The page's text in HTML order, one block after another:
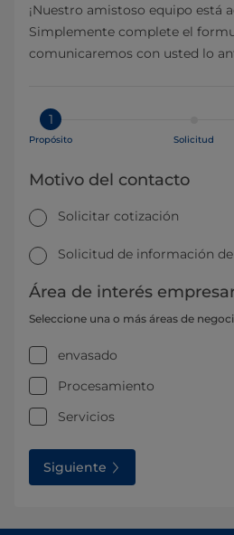
¡Nuestro amistoso equipo está
Simplemente complete el
comunicaremos con usted lo
1
Propósito Solicitud
Motivo del contacto
Solicitar cotización
Solicitud de información
Área de interés
Seleccione una o más áreas de
envasado
Procesamiento
Servicios
Siguiente